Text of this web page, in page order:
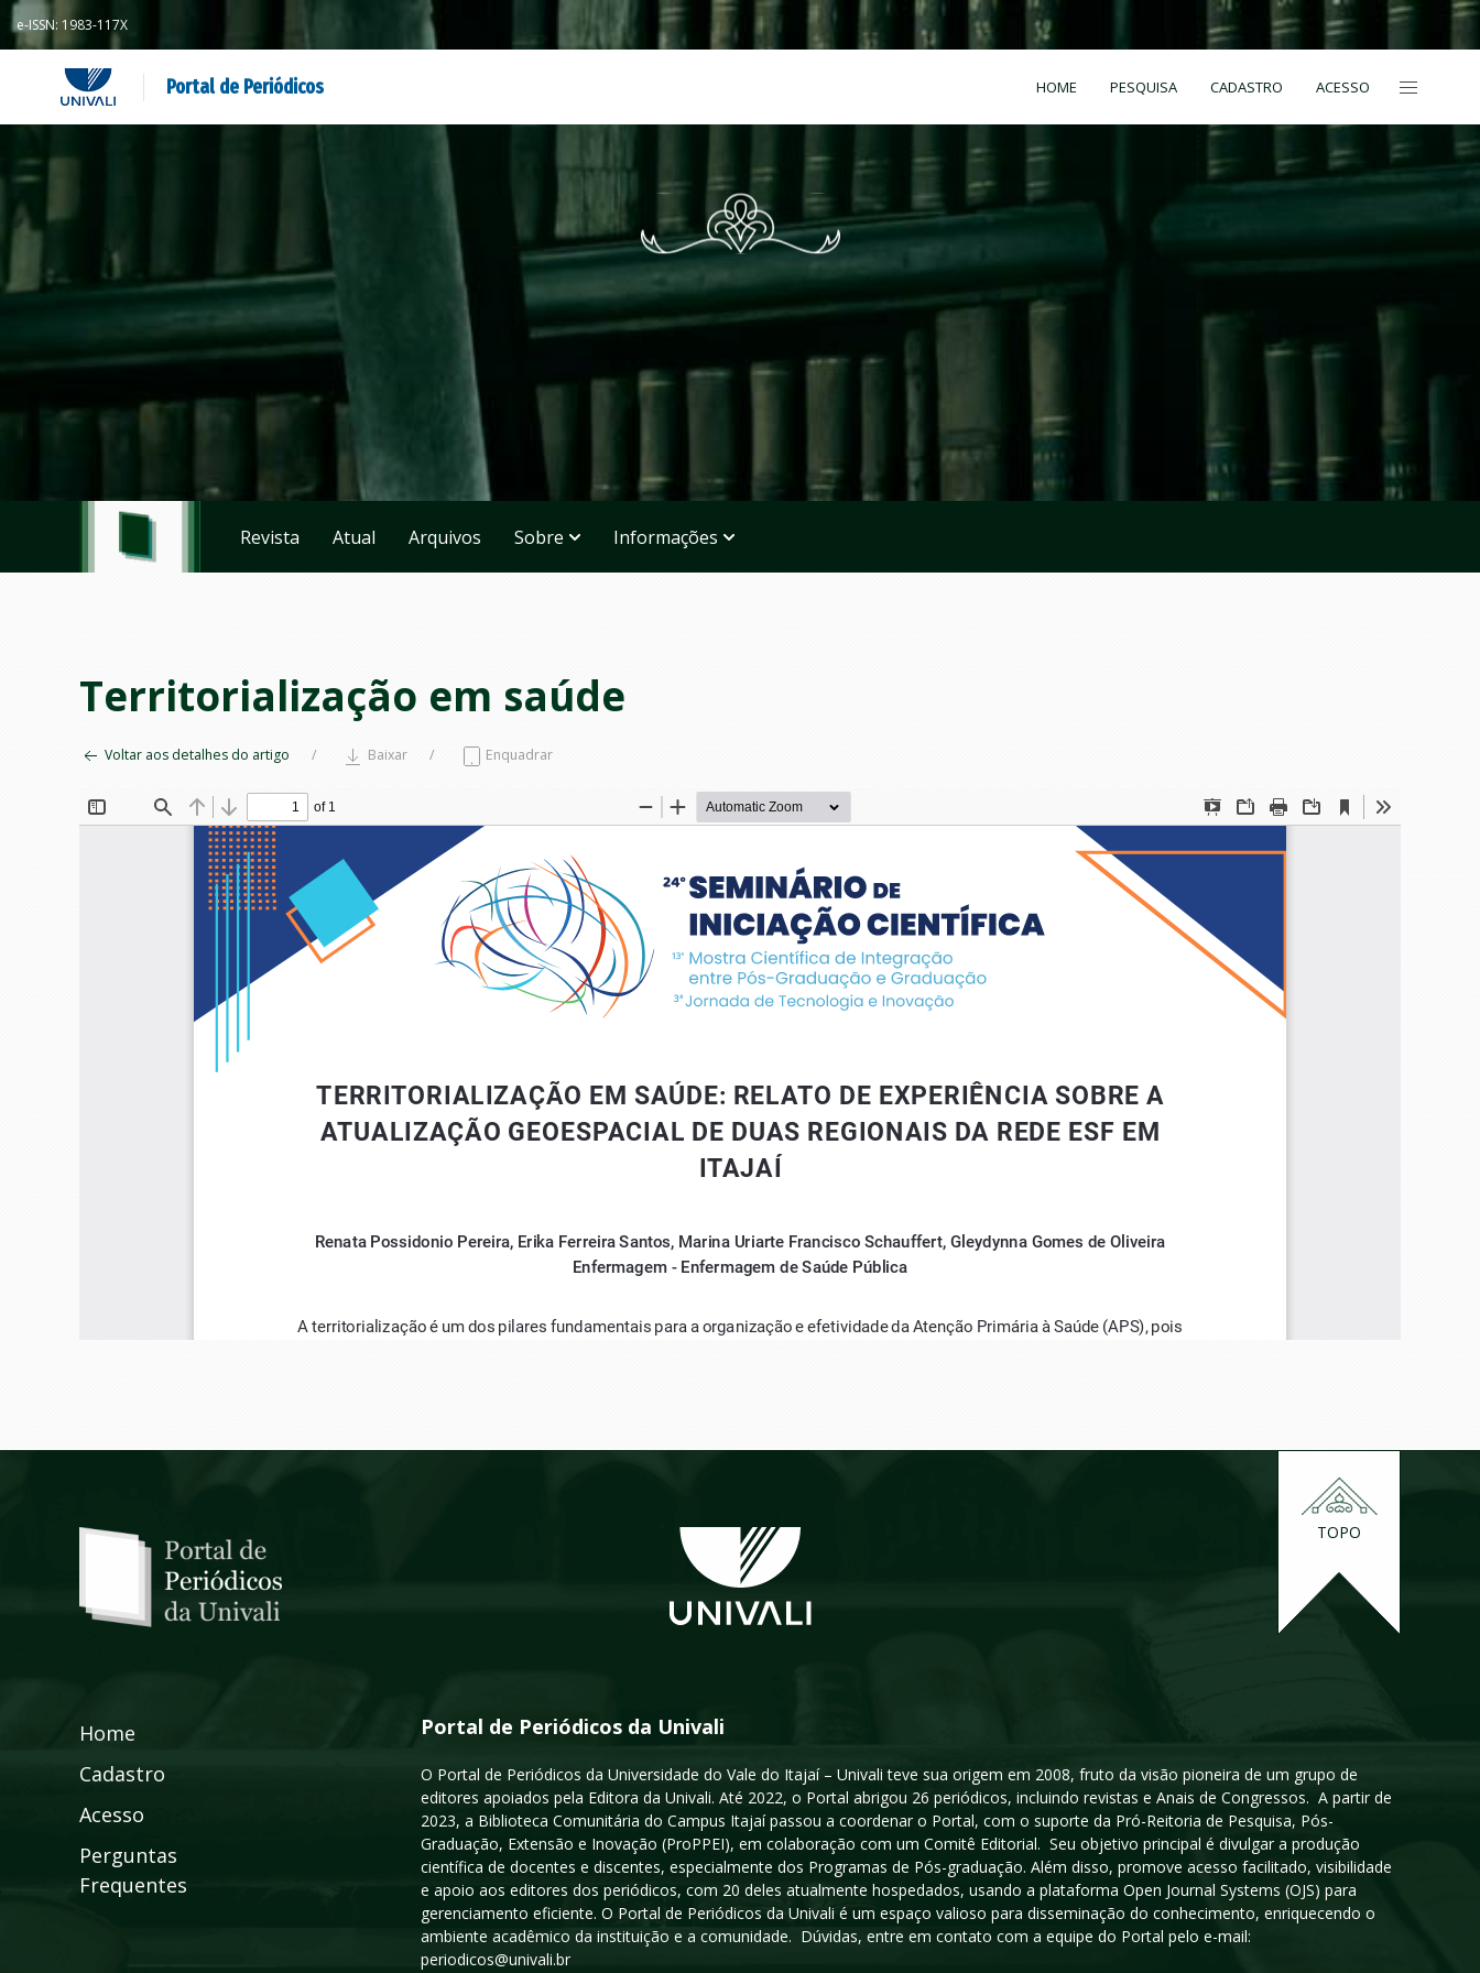
e-ISSN: 1983-117X
Portal de Periódicos HOME PESQUISA CADASTRO ACESSO
Revista Atual Arquivos Sobre Informações
Territorialização em saúde
Voltar aos detalhes do artigo Baixar Enquadrar
TOPO
Home
Cadastro
Acesso
Perguntas
Frequentes
Portal de Periódicos da Univali
O Portal de Periódicos da Universidade do Vale do Itajaí – Univali teve sua origem em 2008, fruto da visão pioneira de um grupo de
editores apoiados pela Editora da Univali. Até 2022, o Portal abrigou 26 periódicos, incluindo revistas e Anais de Congressos. A partir de
2023, a Biblioteca Comunitária do Campus Itajaí passou a coordenar o Portal, com o suporte da Pró-Reitoria de Pesquisa, Pós-
Graduação, Extensão e Inovação (ProPPEI), em colaboração com um Comitê Editorial. Seu objetivo principal é divulgar a produção
científica de docentes e discentes, especialmente dos Programas de Pós-graduação. Além disso, promove acesso facilitado, visibilidade
e apoio aos editores dos periódicos, com 20 deles atualmente hospedados, usando a plataforma Open Journal Systems (OJS) para
gerenciamento eficiente. O Portal de Periódicos da Univali é um espaço valioso para disseminação do conhecimento, enriquecendo o
ambiente acadêmico da instituição e a comunidade. Dúvidas, entre em contato com a equipe do Portal pelo e-mail:
periodicos@univali.br